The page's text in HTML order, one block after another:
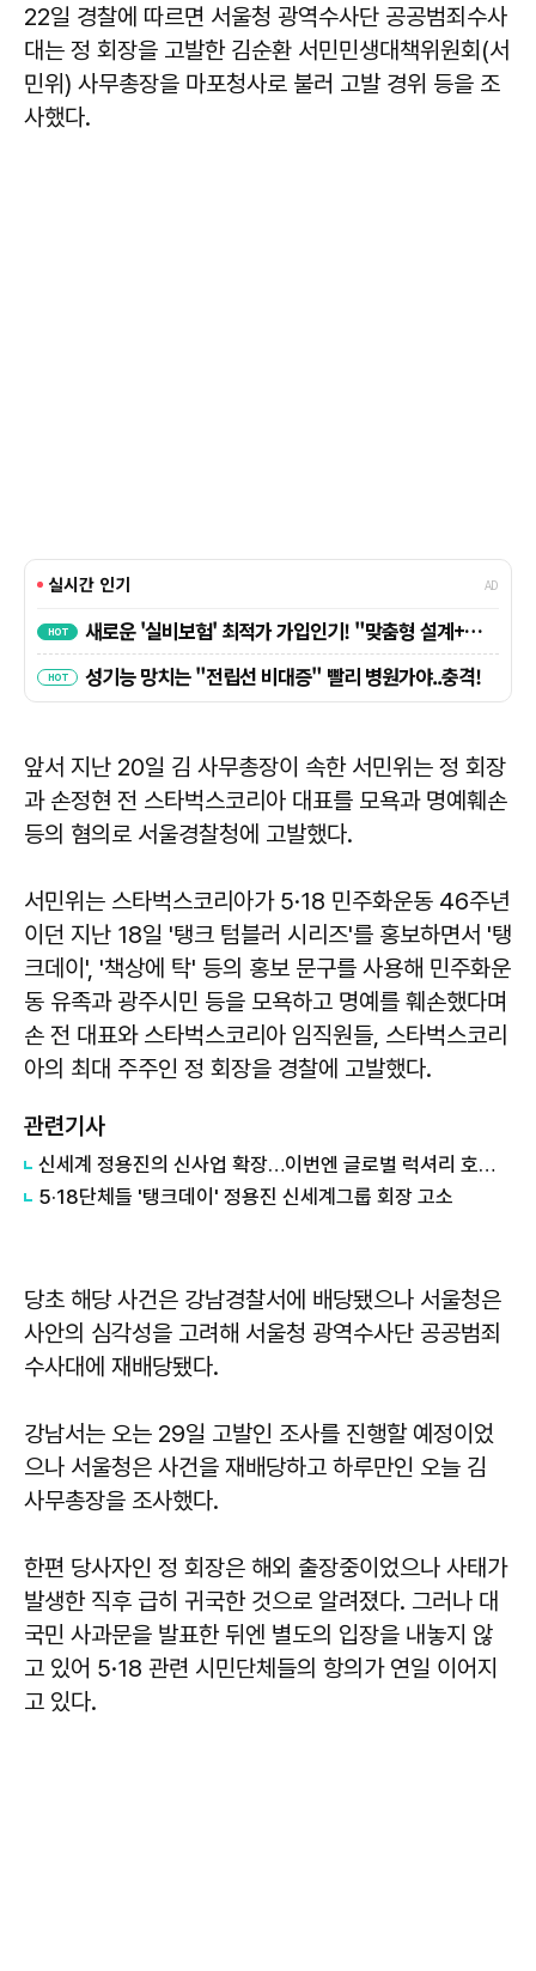
22일 경찰에 따르면 서울청 광역수사단 공공범죄수사
대는 정 회장을 고발한 김순환 서민민생대책위원회(서
민위) 사무총장을 마포청사로 불러 고발 경위 등을 조
사했다.
앞서 지난 20일 김 사무총장이 속한 서민위는 정 회장
과 손정현 전 스타벅스코리아 대표를 모욕과 명예훼손
등의 혐의로 서울경찰청에 고발했다.
서민위는 스타벅스코리아가 5·18 민주화운동 46주년
이던 지난 18일 '탱크 텀블러 시리즈'를 홍보하면서 '탱
크데이', '책상에 탁' 등의 홍보 문구를 사용해 민주화운
동 유족과 광주시민 등을 모욕하고 명예를 훼손했다며
손 전 대표와 스타벅스코리아 임직원들, 스타벅스코리
아의 최대 주주인 정 회장을 경찰에 고발했다.
관련기사
신세계 정용진의 신사업 확장…이번엔 글로벌 럭셔리 호텔 개발
5·18단체들 '탱크데이' 정용진 신세계그룹 회장 고소
당초 해당 사건은 강남경찰서에 배당됐으나 서울청은
사안의 심각성을 고려해 서울청 광역수사단 공공범죄
수사대에 재배당됐다.
강남서는 오는 29일 고발인 조사를 진행할 예정이었
으나 서울청은 사건을 재배당하고 하루만인 오늘 김
사무총장을 조사했다.
한편 당사자인 정 회장은 해외 출장중이었으나 사태가
발생한 직후 급히 귀국한 것으로 알려졌다. 그러나 대
국민 사과문을 발표한 뒤엔 별도의 입장을 내놓지 않
고 있어 5·18 관련 시민단체들의 항의가 연일 이어지
고 있다.